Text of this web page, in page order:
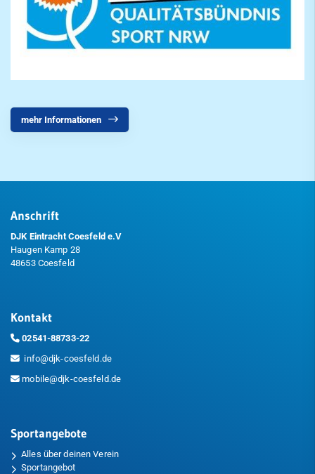
mehr Informationen
Anschrift
DJK Eintracht Coesfeld e.V
Haugen Kamp 28
48653 Coesfeld
Kontakt
02541-88733-22
info@djk-coesfeld.de
mobile@djk-coesfeld.de
Sportangebote
Alles über deinen Verein
Sportangebot